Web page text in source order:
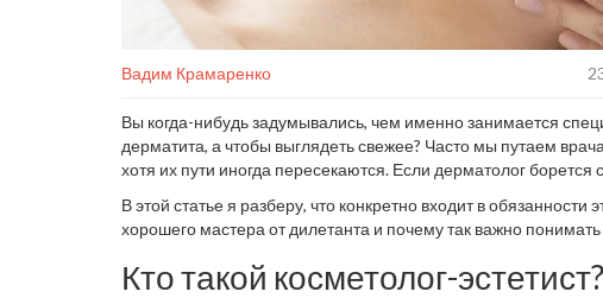
Вадим Крамаренко
Вы когда-нибудь задумывались, чем именно занимается
дерматита, а чтобы выглядеть свежее? Часто мы путаем
хотя их пути иногда пересекаются. Если дерматолог борется
В этой статье я разберу, что конкретно входит в
хорошего мастера от дилетанта и почему так важно
Кто такой косметолог-эстетист?